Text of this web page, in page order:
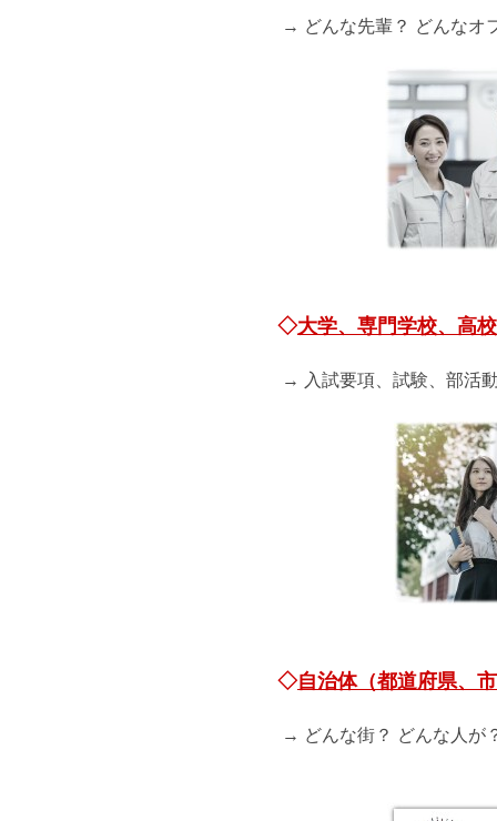
→ どんな先輩？ どんな
◇大学、専門学校、高
→ 入試要項、試験、部活
◇自治体（都道府県、
→ どんな街？ どんな人